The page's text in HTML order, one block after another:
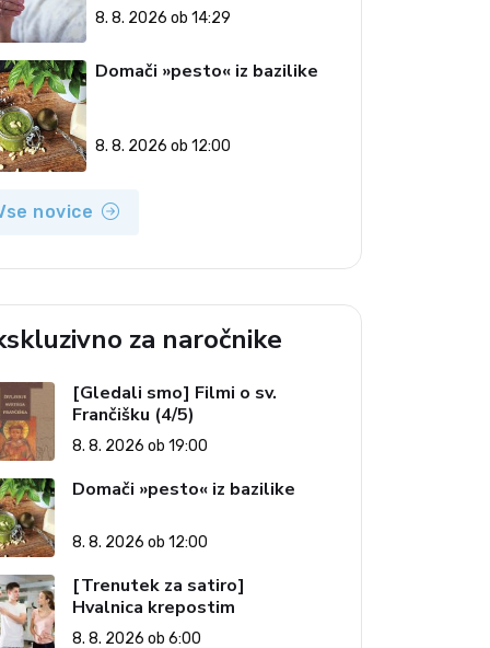
8. 8. 2026 ob 14:29
Domači »pesto« iz bazilike
8. 8. 2026 ob 12:00
novice
za naročnike
[Gledali smo] Filmi o sv.
Frančišku (4/5)
8. 8. 2026 ob 19:00
Domači »pesto« iz bazilike
8. 8. 2026 ob 12:00
[Trenutek za satiro]
Hvalnica krepostim
8. 8. 2026 ob 6:00